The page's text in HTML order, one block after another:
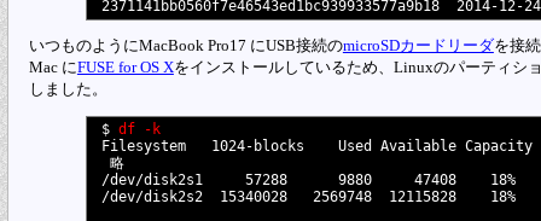
いつものようにMacBook Pro17 にUSB接続のmicroSDカードリーダを接
Mac にFUSE for OS Xをインストールしているため、Linuxのパーティシ
しました。
$ df -k
Filesystem   1024-blocks    Used Available
略
/dev/disk2s1     57288      9880     47408    18%
/dev/disk2s2  15340028   2569748  12115828